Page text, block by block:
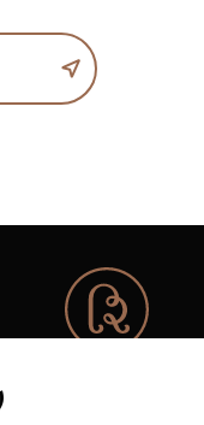
Todos los derechos reservados.